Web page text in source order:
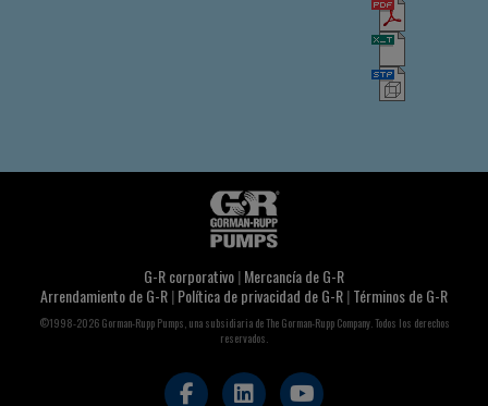
G-R corporativo|Mercancía de G-R
Arrendamiento de G-R|Política de privacidad de G-R|Términos de G-R
©1998-2026 Gorman-Rupp Pumps, una subsidiaria de The Gorman-Rupp Company. Todos los derechos
reservados.